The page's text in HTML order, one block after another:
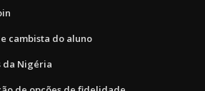
cambista do aluno
da Nigéria